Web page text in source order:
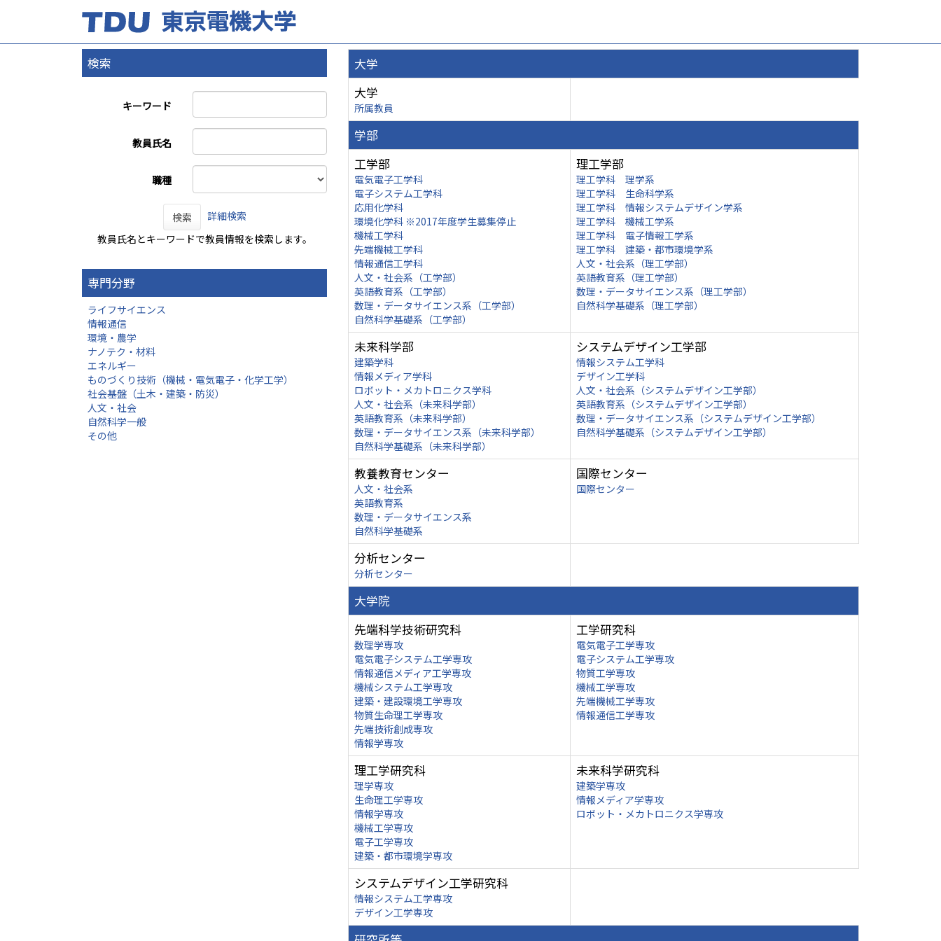
検索
キーワード
教員氏名
職種
検索
詳細検索
教員氏名とキーワードで教員情報を検索します。
専門分野
ライフサイエンス
情報通信
環境・農学
ナノテク・材料
エネルギー
ものづくり技術（機械・電気電子・化学工学）
社会基盤（土木・建築・防災）
人文・社会
自然科学一般
その他
大学
大学
所属教員
学部
工学部
電気電子工学科
電子システム工学科
応用化学科
環境化学科 ※2017年度学生募集停止
機械工学科
先端機械工学科
情報通信工学科
人文・社会系（工学部）
英語教育系（工学部）
数理・データサイエンス系（工学部）
自然科学基礎系（工学部）
理工学部
理工学科 理学系
理工学科 生命科学系
理工学科 情報システムデザイン学系
理工学科 機械工学系
理工学科 電子情報工学系
理工学科 建築・都市環境学系
人文・社会系（理工学部）
英語教育系（理工学部）
数理・データサイエンス系（理工学部）
自然科学基礎系（理工学部）
未来科学部
建築学科
情報メディア学科
ロボット・メカトロニクス学科
人文・社会系（未来科学部）
英語教育系（未来科学部）
数理・データサイエンス系（未来科学部）
自然科学基礎系（未来科学部）
システムデザイン工学部
情報システム工学科
デザイン工学科
人文・社会系（システムデザイン工学部）
英語教育系（システムデザイン工学部）
数理・データサイエンス系（システムデザイン工学部）
自然科学基礎系（システムデザイン工学部）
教養教育センター
人文・社会系
英語教育系
数理・データサイエンス系
自然科学基礎系
国際センター
国際センター
分析センター
分析センター
大学院
先端科学技術研究科
数理学専攻
電気電子システム工学専攻
情報通信メディア工学専攻
機械システム工学専攻
建築・建設環境工学専攻
物質生命理工学専攻
先端技術創成専攻
情報学専攻
工学研究科
電気電子工学専攻
電子システム工学専攻
物質工学専攻
機械工学専攻
先端機械工学専攻
情報通信工学専攻
理工学研究科
理学専攻
生命理工学専攻
情報学専攻
機械工学専攻
電子工学専攻
建築・都市環境学専攻
未来科学研究科
建築学専攻
情報メディア学専攻
ロボット・メカトロニクス学専攻
システムデザイン工学研究科
情報システム工学専攻
デザイン工学専攻